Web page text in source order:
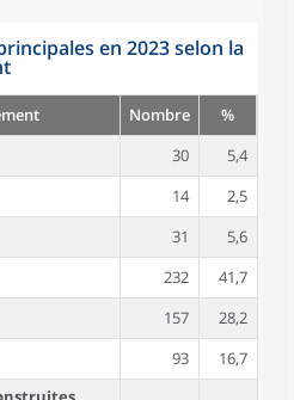
en 2023 selon la
Nombre
%
30
5,4
14
2,5
31
5,6
232
41,7
157
28,2
93
16,7